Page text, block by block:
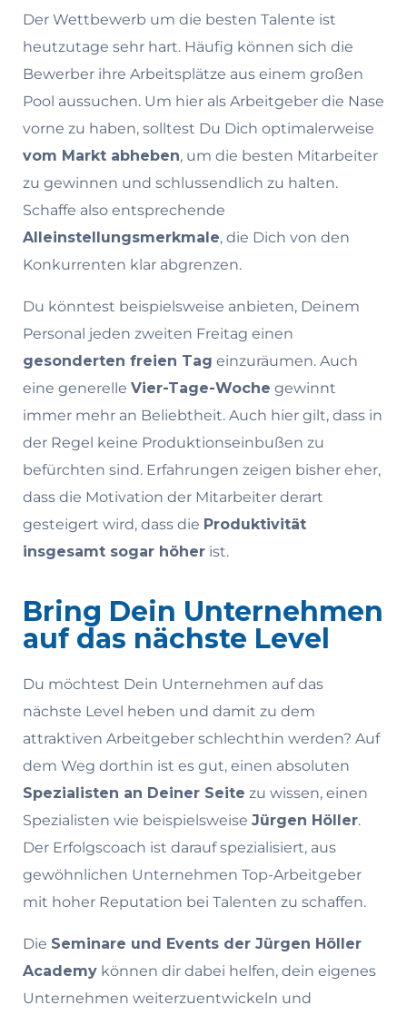
Der Wettbewerb um die besten Talente ist
heutzutage sehr hart. Häufig können sich die
Bewerber ihre Arbeitsplätze aus einem großen
Pool aussuchen. Um hier als Arbeitgeber die Nase
vorne zu haben, solltest Du Dich optimalerweise
vom Markt abheben, um die besten Mitarbeiter
zu gewinnen und schlussendlich zu halten.
Schaffe also entsprechende
Alleinstellungsmerkmale, die Dich von den
Konkurrenten klar abgrenzen.
Du könntest beispielsweise anbieten, Deinem
Personal jeden zweiten Freitag einen
gesonderten freien Tag einzuräumen. Auch
eine generelle Vier-Tage-Woche gewinnt
immer mehr an Beliebtheit. Auch hier gilt, dass in
der Regel keine Produktionseinbußen zu
befürchten sind. Erfahrungen zeigen bisher eher,
dass die Motivation der Mitarbeiter derart
gesteigert wird, dass die Produktivität
insgesamt sogar höher ist.
Bring Dein Unternehmen
auf das nächste Level
Du möchtest Dein Unternehmen auf das
nächste Level heben und damit zu dem
attraktiven Arbeitgeber schlechthin werden? Auf
dem Weg dorthin ist es gut, einen absoluten
Spezialisten an Deiner Seite zu wissen, einen
Spezialisten wie beispielsweise Jürgen Höller.
Der Erfolgscoach ist darauf spezialisiert, aus
gewöhnlichen Unternehmen Top-Arbeitgeber
mit hoher Reputation bei Talenten zu schaffen.
Die Seminare und Events der Jürgen Höller
Academy können dir dabei helfen, dein eigenes
Unternehmen weiterzuentwickeln und